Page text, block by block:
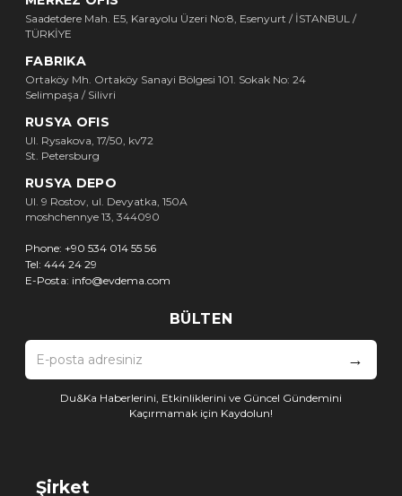
Saadetdere Mah. E5, Karayolu Üzeri No:8, Esenyurt / İSTANBUL /
TÜRKİYE
FABRIKA
Ortaköy Mh. Ortaköy Sanayi Bölgesi 101. Sokak No: 24
Selimpaşa / Silivri
RUSYA OFIS
Ul. Rysakova, 17/50, kv72
St. Petersburg
RUSYA DEPO
Ul. 9 Rostov, ul. Devyatka, 150A
moshchennye 13, 344090
Phone: +90 534 014 55 56
Tel: 444 24 29
E-Posta: info@evdema.com
BÜLTEN
→
Du&Ka Haberlerini, Etkinliklerini ve Güncel Gündemini
Kaçırmamak için Kaydolun!
Şirket